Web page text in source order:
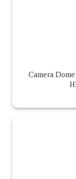
Camera